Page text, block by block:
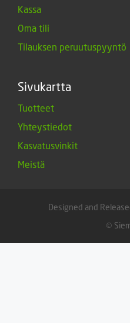
Kassa
Oma tili
Tilauksen peruutuspyyntö
Sivukartta
Tuotteet
Yhteystiedot
Kasvatusvinkit
Meistä
Designed and
©